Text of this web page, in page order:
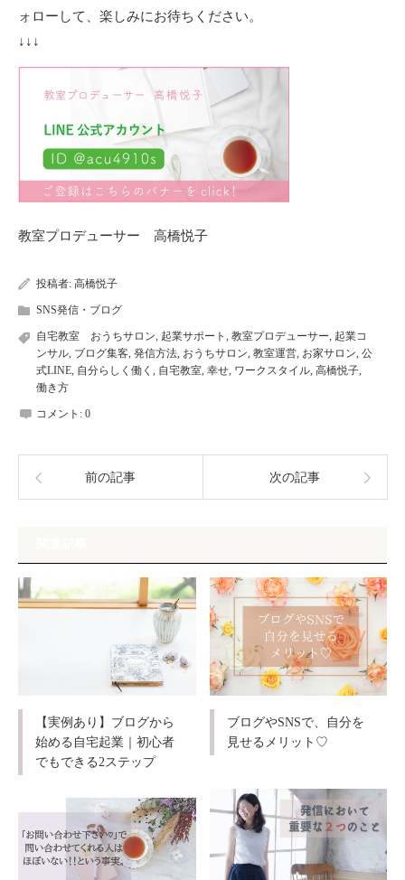
ォローして、楽しみにお待ちください。
↓↓↓
教室プロデューサー 高橋悦子
投稿者: 高橋悦子
SNS発信・ブログ
自宅教室 おうちサロン, 起業サポート , 教室プロデューサー, 起業コ
ンサル, ブログ集客, 発信方法, おうちサロン, 教室運営, お家サロン, 公
式LINE, 自分らしく働く , 自宅教室, 幸せ, ワークスタイル, 高橋悦子,
働き方
コメント: 0
前の記事 次の記事
【実例あり】ブログから
始める自宅起業｜初心者
でもできる2ステップ
ブログやSNSで、自分を
見せるメリット♡